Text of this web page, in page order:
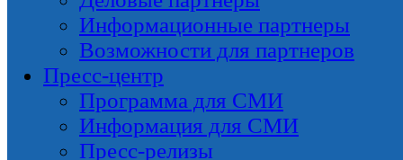
Информационные партнеры
Возможности для партнеров
Пресс-центр
Программа для СМИ
Информация для СМИ
Пресс-релизы